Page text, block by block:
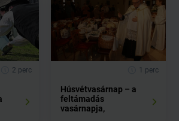
2 perc 1 perc
Húsvétvasárnap – a
feltámadás
vasárnapja,